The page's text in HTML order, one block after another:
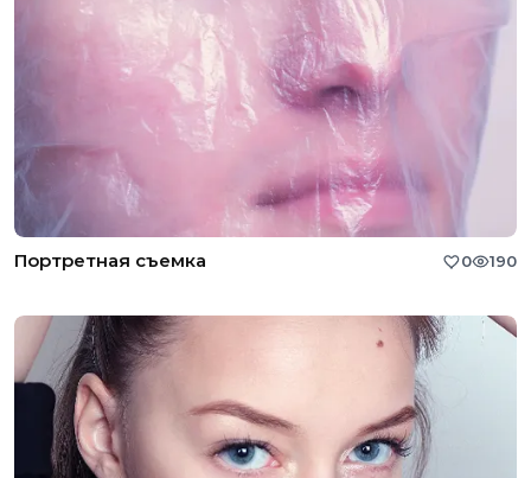
Портретная съемка 0 190